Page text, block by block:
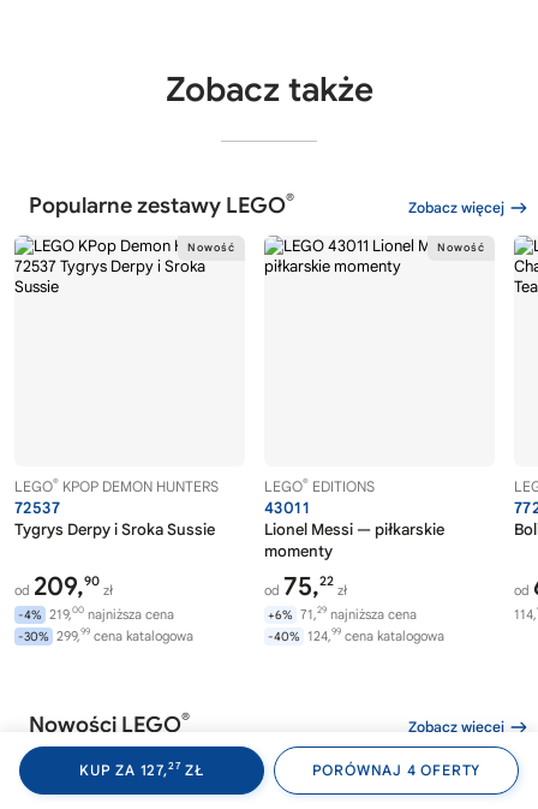
KUP ZA 127,27 ZŁ PORÓWNAJ 4 OFERTY
Zobacz także
Popularne zestawy LEGO® Zobacz więcej
LEGO® KPOP DEMON HUNTERS
72537
Tygrys Derpy i Sroka Sussie
od 209,90
zł
-4% 219,00 najniższa cena
-30% 299,99 cena katalogowa
LEGO® EDITIONS
43011
Lionel Messi — piłkarskie
momenty
od 75,22
zł
+6% 71,29 najniższa cena
-40% 124,99 cena katalogowa
od
114,
Nowości LEGO® Zobacz więcej